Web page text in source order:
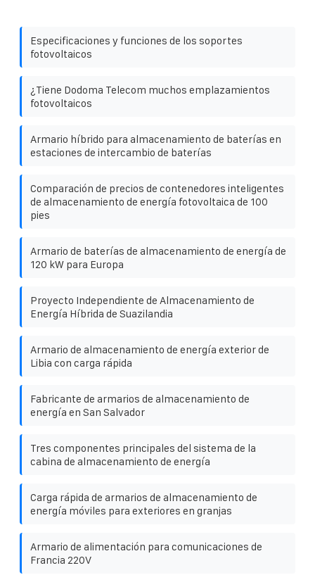
Especificaciones y funciones de los soportes
fotovoltaicos
¿Tiene Dodoma Telecom muchos emplazamientos
fotovoltaicos
Armario híbrido para almacenamiento de baterías en
estaciones de intercambio de baterías
Comparación de precios de contenedores inteligentes
de almacenamiento de energía fotovoltaica de 100
pies
Armario de baterías de almacenamiento de energía de
120 kW para Europa
Proyecto Independiente de Almacenamiento de
Energía Híbrida de Suazilandia
Armario de almacenamiento de energía exterior de
Libia con carga rápida
Fabricante de armarios de almacenamiento de
energía en San Salvador
Tres componentes principales del sistema de la
cabina de almacenamiento de energía
Carga rápida de armarios de almacenamiento de
energía móviles para exteriores en granjas
Armario de alimentación para comunicaciones de
Francia 220V